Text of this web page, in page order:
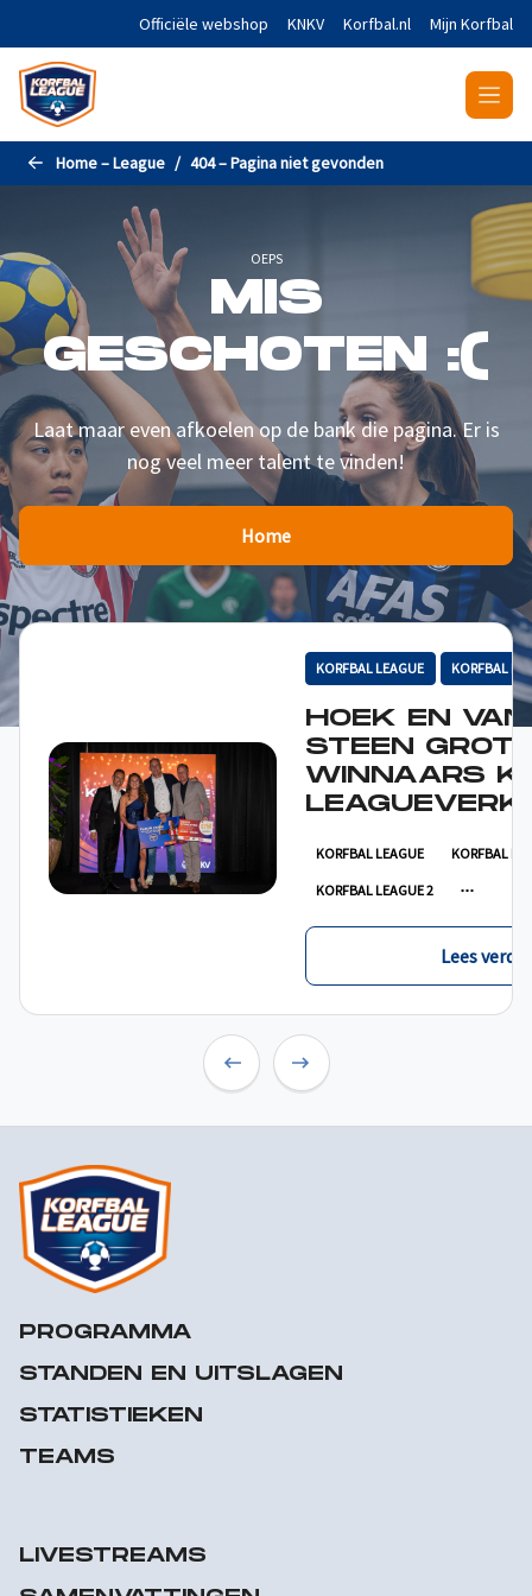
Naar de hoofdinhoud gaanOfficiële webshop KNKV Korfbal.nl Mijn Korfbal
Home – League 404 – Pagina niet gevonden
OEPS
MIS
GESCHOTEN :(
Laat maar even afkoelen op de bank die pagina. Er is
nog veel meer talent te vinden!
Home
KORFBAL LEAGUE KORFBAL
HOEK EN VAN
STEEN
WINNAARS
KORFBAL LEAGUE KORFBAL
KORFBAL LEAGUE 2
Lees verder
PROGRAMMA
STANDEN EN UITSLAGEN
STATISTIEKEN
TEAMS
LIVESTREAMS